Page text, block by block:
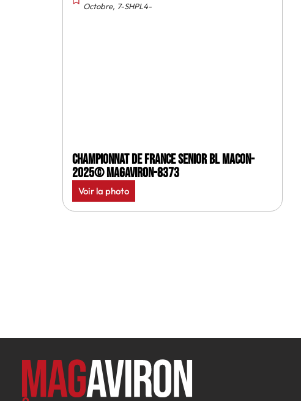
Octobre, 7-SHPL4-
Championnat de France senior BL Macon-
2025© MagAviron-8373
Voir la photo